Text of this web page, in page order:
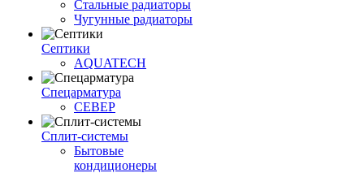
Стальные радиаторы
Чугунные радиаторы
Септики
AQUATECH
Спецарматура
СЕВЕР
Сплит-системы
Бытовые
кондиционеры